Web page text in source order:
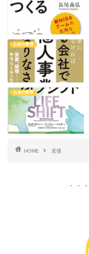
お金の教育
お金の教育
HOME 老後